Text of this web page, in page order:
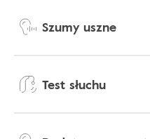
Szumy uszne
Test słuchu